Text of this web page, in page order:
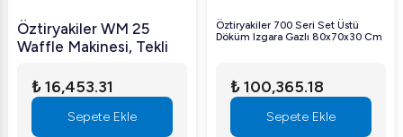
Öztiryakiler WM 25
Waffle Makinesi, Tekli
₺ 16,453.31
Sepete Ekle
Öztiryakiler 700 Seri Set Üstü
Döküm Izgara Gazlı 80x70x30 Cm
₺ 100,365.18
Sepete Ekle